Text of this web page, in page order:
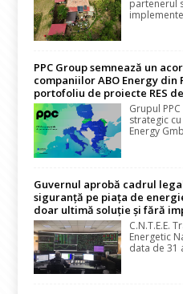
partenerul
PPC Group semnează un
companiilor ABO Energy din
portofoliu de proiecte RES
Grupul
strategic
Energy
Guvernul aprobă cadrul
siguranță pe piața de
doar ultimă soluție și fără
C.N.T.E.E.
Energetic
data de 31